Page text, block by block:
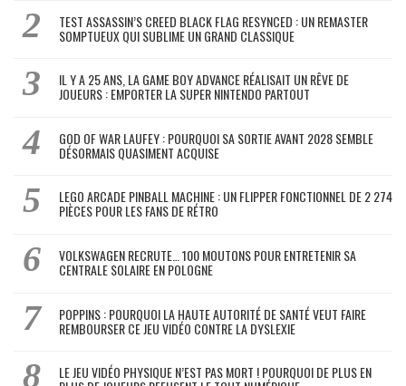
TEST ASSASSIN’S CREED BLACK FLAG RESYNCED : UN REMASTER
SOMPTUEUX QUI SUBLIME UN GRAND CLASSIQUE
IL Y A 25 ANS, LA GAME BOY ADVANCE RÉALISAIT UN RÊVE DE
JOUEURS : EMPORTER LA SUPER NINTENDO PARTOUT
GOD OF WAR LAUFEY : POURQUOI SA SORTIE AVANT 2028 SEMBLE
DÉSORMAIS QUASIMENT ACQUISE
LEGO ARCADE PINBALL MACHINE : UN FLIPPER FONCTIONNEL DE 2 274
PIÈCES POUR LES FANS DE RÉTRO
VOLKSWAGEN RECRUTE… 100 MOUTONS POUR ENTRETENIR SA
CENTRALE SOLAIRE EN POLOGNE
POPPINS : POURQUOI LA HAUTE AUTORITÉ DE SANTÉ VEUT FAIRE
REMBOURSER CE JEU VIDÉO CONTRE LA DYSLEXIE
LE JEU VIDÉO PHYSIQUE N’EST PAS MORT ! POURQUOI DE PLUS EN